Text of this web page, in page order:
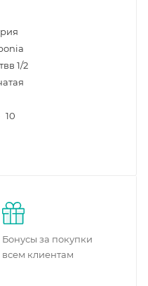
1/2
10
Бонусы за покупки
всем клиентам